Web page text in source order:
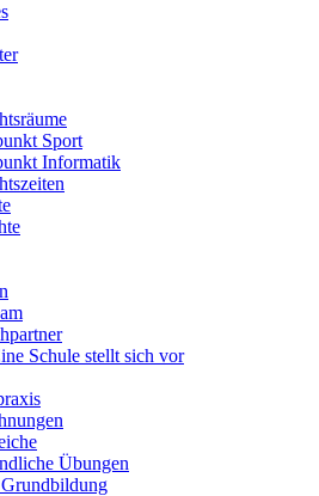
Sport
Informatik
Schule stellt sich vor
Übungen